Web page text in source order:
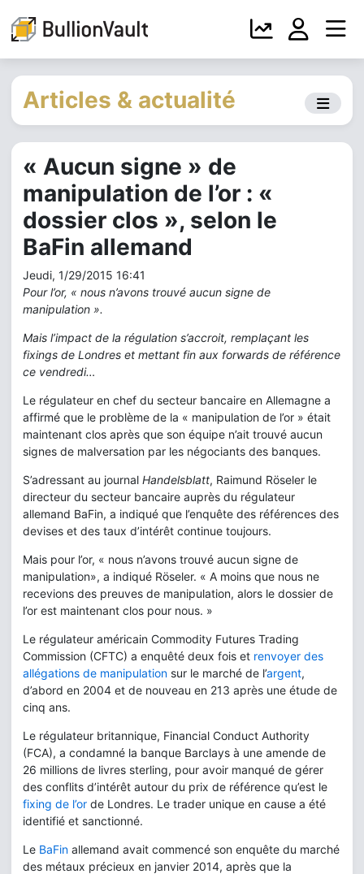
Articles & actualité
« Aucun signe » de
manipulation de l’or : «
dossier clos », selon le
BaFin allemand
Jeudi, 1/29/2015 16:41
Pour l’or, « nous n’avons trouvé aucun signe de
manipulation ».
Mais l’impact de la régulation s’accroit, remplaçant les
fixings de Londres et mettant fin aux forwards de référence
ce vendredi…
Le régulateur en chef du secteur bancaire en Allemagne a
affirmé que le problème de la « manipulation de l’or » était
maintenant clos après que son équipe n’ait trouvé aucun
signes de malversation par les négociants des banques.
S’adressant au journal Handelsblatt, Raimund Röseler le
directeur du secteur bancaire auprès du régulateur
allemand BaFin, a indiqué que l’enquête des références des
devises et des taux d’intérêt continue toujours.
Mais pour l’or, « nous n’avons trouvé aucun signe de
manipulation», a indiqué Röseler. « A moins que nous ne
recevions des preuves de manipulation, alors le dossier de
l’or est maintenant clos pour nous. »
Le régulateur américain Commodity Futures Trading
Commission (CFTC) a enquêté deux fois et renvoyer des
allégations de manipulation sur le marché de l’argent,
d’abord en 2004 et de nouveau en 213 après une étude de
cinq ans.
Le régulateur britannique, Financial Conduct Authority
(FCA), a condamné la banque Barclays à une amende de
26 millions de livres sterling, pour avoir manqué de gérer
des conflits d’intérêt autour du prix de référence qu’est le
fixing de l’or de Londres. Le trader unique en cause a été
identifié et sanctionné.
Le BaFin allemand avait commencé son enquête du marché
des métaux précieux en janvier 2014, après que la